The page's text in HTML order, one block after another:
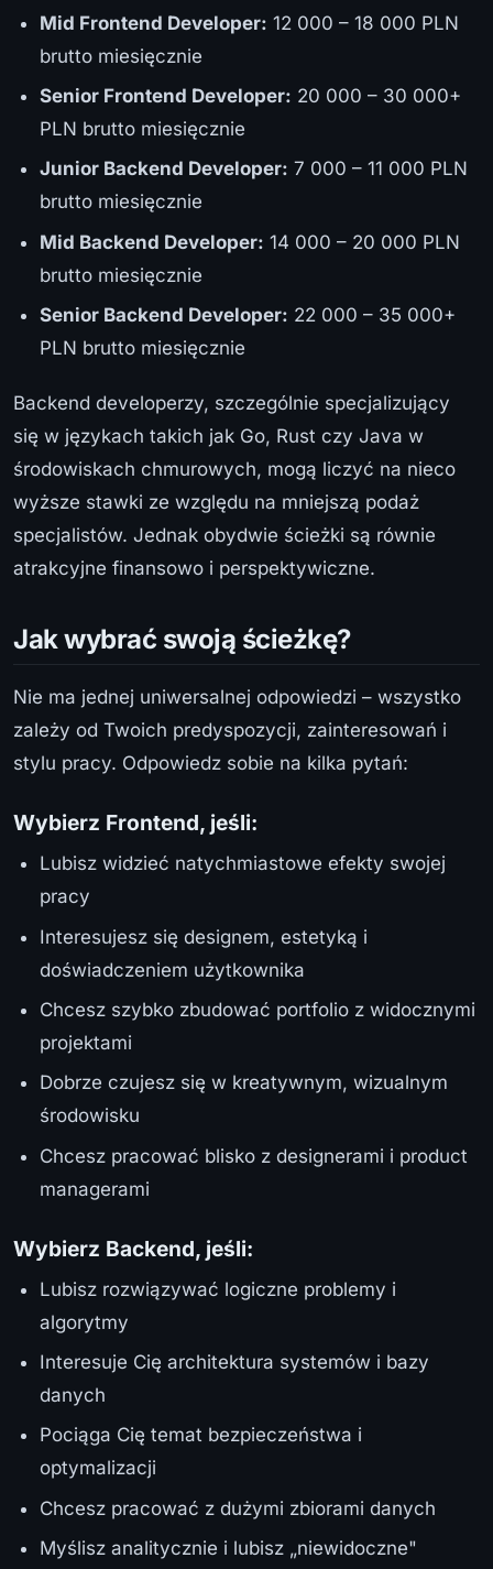
Mid Frontend Developer: 12 000 – 18 000 PLN
brutto miesięcznie
Senior Frontend Developer: 20 000 – 30 000+
PLN brutto miesięcznie
Junior Backend Developer: 7 000 – 11 000 PLN
brutto miesięcznie
Mid Backend Developer: 14 000 – 20 000 PLN
brutto miesięcznie
Senior Backend Developer: 22 000 – 35 000+
PLN brutto miesięcznie
Backend developerzy, szczególnie specjalizujący
się w językach takich jak Go, Rust czy Java w
środowiskach chmurowych, mogą liczyć na nieco
wyższe stawki ze względu na mniejszą podaż
specjalistów. Jednak obydwie ścieżki są równie
atrakcyjne finansowo i perspektywiczne.
Jak wybrać swoją ścieżkę?
Nie ma jednej uniwersalnej odpowiedzi – wszystko
zależy od Twoich predyspozycji, zainteresowań i
stylu pracy. Odpowiedz sobie na kilka pytań:
Wybierz Frontend, jeśli:
Lubisz widzieć natychmiastowe efekty swojej
pracy
Interesujesz się designem, estetyką i
doświadczeniem użytkownika
Chcesz szybko zbudować portfolio z widocznymi
projektami
Dobrze czujesz się w kreatywnym, wizualnym
środowisku
Chcesz pracować blisko z designerami i product
managerami
Wybierz Backend, jeśli:
Lubisz rozwiązywać logiczne problemy i
algorytmy
Interesuje Cię architektura systemów i bazy
danych
Pociąga Cię temat bezpieczeństwa i
optymalizacji
Chcesz pracować z dużymi zbiorami danych
Myślisz analitycznie i lubisz „niewidoczne"